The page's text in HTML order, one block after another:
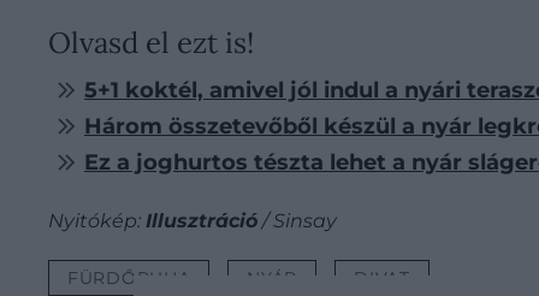
Olvasd el ezt is!
5+1 koktél, amivel jól indul a nyári
Három összetevőből készül a nyár
Ez a joghurtos tészta lehet a nyár
Nyitókép: Illusztráció/ Sinsay
FÜRDŐRUHA NYÁR DIVAT